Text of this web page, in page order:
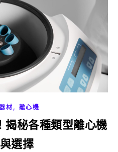
材, 離心機
揭秘各種類型離心機
選擇